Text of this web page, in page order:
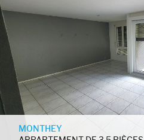
MONTHEY